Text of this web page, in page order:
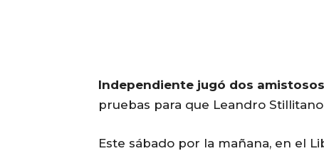
Independiente jugó dos
pruebas para que Leandro
Este sábado por la mañana, en el